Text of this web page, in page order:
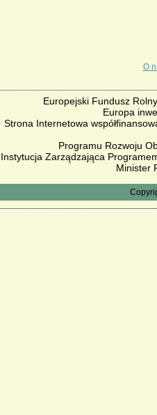
|O
Europejski Fundusz
Europa
Strona Internetowa
Programu Rozwoju
Instytucja Zarządzająca
Minister